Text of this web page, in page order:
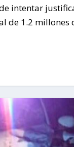
intentar
de 1.2 millones